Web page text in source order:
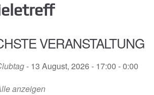
VERANSTALTUNG
- 13 August, 2026 - 17:00 - 0:00
anzeigen